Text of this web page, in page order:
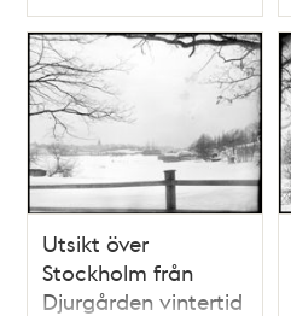
Typ
Utsikt över
Stockholm från
Djurgården vintertid